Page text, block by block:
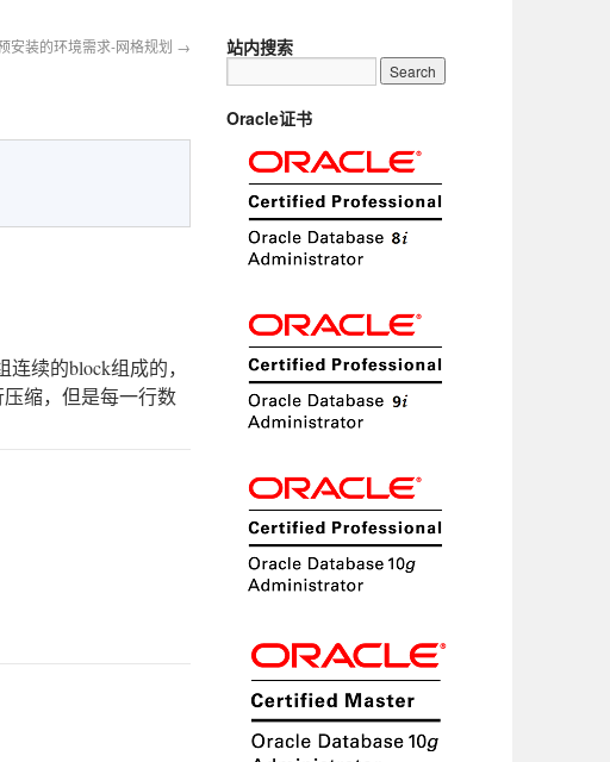
安装的环境需求-网格规划 →
续的block组成的，
缩，但是每一行数
站内搜索
Oracle证书